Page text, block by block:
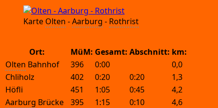
Kar­te Olten -Aar­burg - Rothrist
Ort: MüM: Gesamt: Abschnitt: km:
Olten Bahnhof 396 0:00
0,0
Chliholz
402 0:20 0:20
1,3
Höfli
451 1:05 0:45
4,2
Aarburg Brücke 395 1:15 0:10
4,6